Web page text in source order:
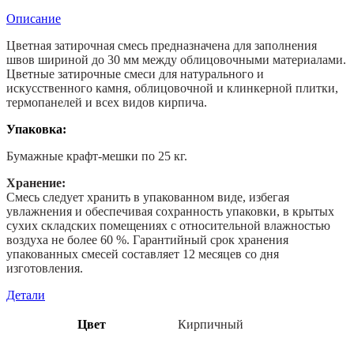
Описание
Цветная затирочная смесь предназначена для заполнения
швов шириной до 30 мм между облицовочными материалами.
Цветные затирочные смеси для натурального и
искусственного камня, облицовочной и клинкерной плитки,
термопанелей и всех видов кирпича.
Упаковка:
Бумажные крафт-мешки по 25 кг.
Хранение:
Смесь следует хранить в упакованном виде, избегая
увлажнения и обеспечивая сохранность упаковки, в крытых
сухих складских помещениях с относительной влажностью
воздуха не более 60 %. Гарантийный срок хранения
упакованных смесей составляет 12 месяцев со дня
изготовления.
Детали
Цвет Кирпичный